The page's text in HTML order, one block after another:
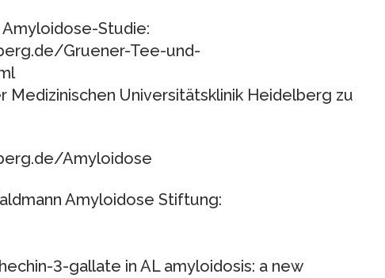
Studie:
Gruener-Tee-und-
Medizinischen Universitätsklinik Heidelberg zu
Amyloidose
Amyloidose Stiftung:
3-gallate in AL amyloidosis: a new